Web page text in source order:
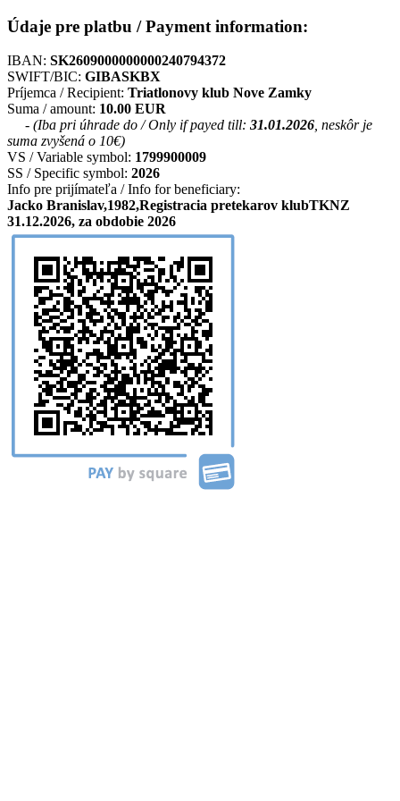
Údaje pre platbu / Payment information:
IBAN: SK2609000000000240794372
SWIFT/BIC: GIBASKBX
Príjemca / Recipient: Triatlonovy klub Nove Zamky
Suma / amount: 10.00 EUR
- (Iba pri úhrade do / Only if payed till: 31.01.2026, neskôr je
suma zvyšená o 10€)
VS / Variable symbol: 1799900009
SS / Specific symbol: 2026
Info pre prijímateľa / Info for beneficiary:
Jacko Branislav,1982,Registracia pretekarov klubTKNZ
31.12.2026, za obdobie 2026